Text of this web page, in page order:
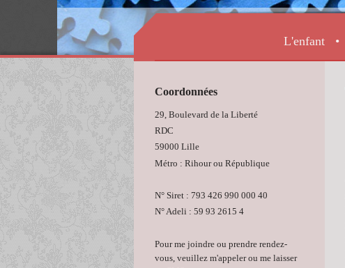
L'enfant
Coordonnées
29, Boulevard de la Liberté
RDC
59000 Lille
Métro : Rihour ou République
N° Siret : 793 426 990 000 40
N° Adeli : 59 93 2615 4
Pour me joindre ou prendre rendez-
vous, veuillez m'appeler ou me laisser